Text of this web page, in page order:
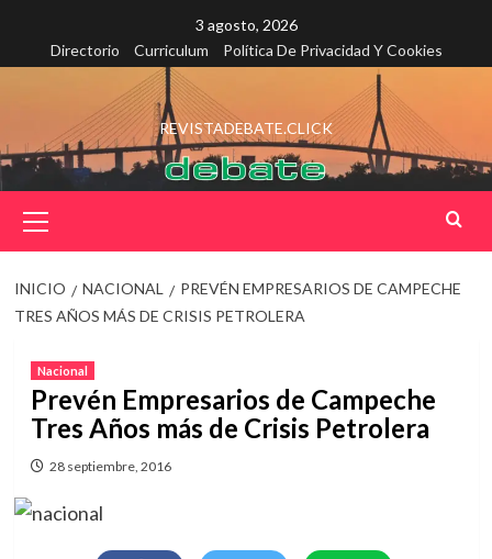
contenido
3 agosto, 2026
Directorio
Curriculum Política De Privacidad Y Cookies
REVISTADEBATE.CLICK
principal
INICIO NACIONAL
PREVÉN EMPRESARIOS DE CAMPECHE
TRES AÑOS MÁS DE CRISIS PETROLERA
Nacional
Prevén Empresarios de Campeche
Tres Años más de Crisis Petrolera
28 septiembre, 2016